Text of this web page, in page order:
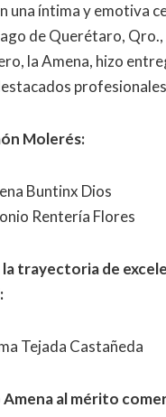
una íntima y emotiva
de Querétaro, Qro.,
la Amena, hizo
Molerés:
Buntinx Dios
Rentería Flores
la trayectoria de
Tejada Castañeda
al mérito